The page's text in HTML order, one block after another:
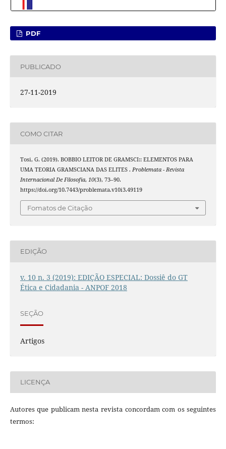
PDF
PUBLICADO
27-11-2019
COMO CITAR
Tosi, G. (2019). BOBBIO LEITOR DE GRAMSCI:: ELEMENTOS PARA
UMA TEORIA GRAMSCIANA DAS ELITES . Problemata - Revista
Internacional De Filosofia, 10(3), 73–90.
https://doi.org/10.7443/problemata.v10i3.49119
Fomatos de Citação
EDIÇÃO
v. 10 n. 3 (2019): EDIÇÃO ESPECIAL: Dossiê do GT
Ética e Cidadania - ANPOF 2018
SEÇÃO
Artigos
LICENÇA
Autores que publicam nesta revista concordam com os seguintes
termos: